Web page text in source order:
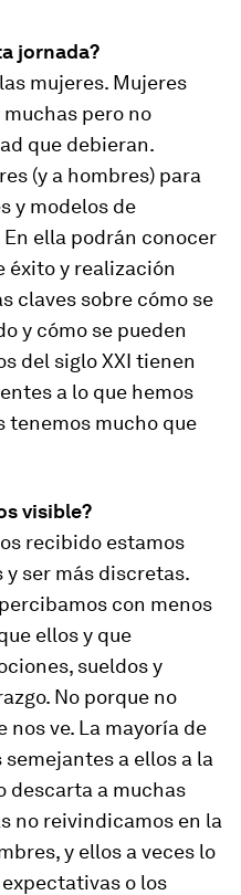
jornada?
mujeres. Mujeres
pero no
que debieran.
(y a hombres) para
y modelos de
ella podrán conocer
éxito y realización
claves sobre cómo se
y cómo se pueden
del siglo XXI tienen
a lo que hemos
tenemos mucho que
visible?
recibido estamos
ser más discretas.
con menos
ellos y que
sueldos y
No porque no
nos ve. La mayoría de
a ellos a la
descarta a muchas
no reivindicamos en la
y ellos a veces lo
o los